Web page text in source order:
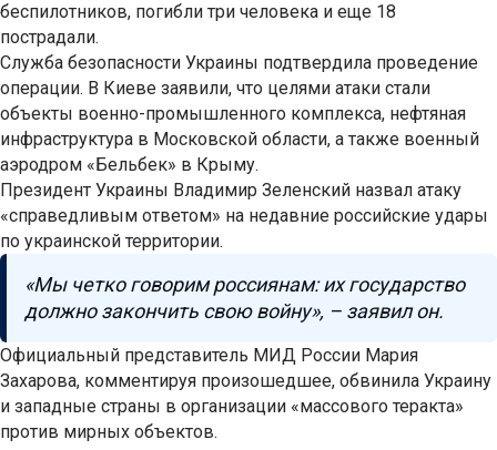
беспилотников, погибли три человека и еще 18
пострадали.
Служба безопасности Украины подтвердила проведение
операции. В Киеве заявили, что целями атаки стали
объекты военно-промышленного комплекса, нефтяная
инфраструктура в Московской области, а также военный
аэродром «Бельбек» в Крыму.
Президент Украины Владимир Зеленский назвал атаку
«справедливым ответом» на недавние российские удары
по украинской территории.
«Мы четко говорим россиянам: их государство
должно закончить свою войну», – заявил он.
Официальный представитель МИД России Мария
Захарова, комментируя произошедшее, обвинила Украину
и западные страны в организации «массового теракта»
против мирных объектов.